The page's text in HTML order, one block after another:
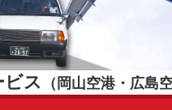
ビス （岡山空港・広島空